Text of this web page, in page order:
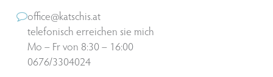
office@katschis.at
telefonisch erreichen sie mich
Mo – Fr von 8:30 – 16:00
0676/3304024